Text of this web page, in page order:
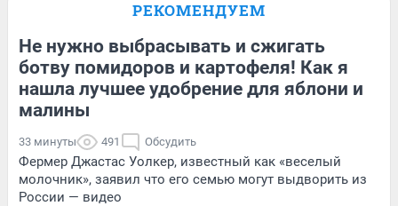
РЕКОМЕНДУЕМ
Не нужно выбрасывать и сжигать
ботву помидоров и картофеля! Как я
нашла лучшее удобрение для яблони и
малины
33 минуты 491 Обсудить
Фермер Джастас Уолкер, известный как «веселый
молочник», заявил что его семью могут выдворить из
России — видео